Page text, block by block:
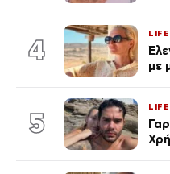
4
LIFE
με
5
LIFE